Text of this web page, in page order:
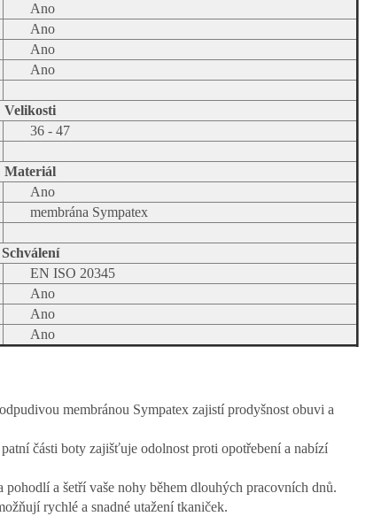
Ano
Ano
Ano
Ano
Velikosti
36 - 47
Materiál
Ano
membrána Sympatex
Schválení
EN ISO 20345
Ano
Ano
Ano
membránou Sympatex zajistí prodyšnost obuvi a
části boty zajišťuje odolnost proti opotřebení a nabízí
pohodlí a šetří vaše nohy během dlouhých pracovních dnů.
rychlé a snadné utažení tkaniček.